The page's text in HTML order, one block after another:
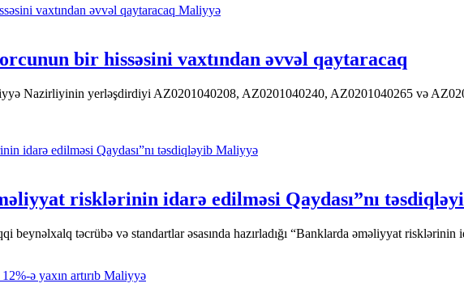
Maliyyə
bir hissəsini vaxtından əvvəl qaytaracaq
Nazirliyinin yerləşdirdiyi AZ0201040208, AZ0201040240, AZ0201040265 və
Maliyyə
risklərinin idarə edilməsi Qaydası”nı
təcrübə və standartlar əsasında hazırladığı “Banklarda əməliyyat risklərinin
Maliyyə